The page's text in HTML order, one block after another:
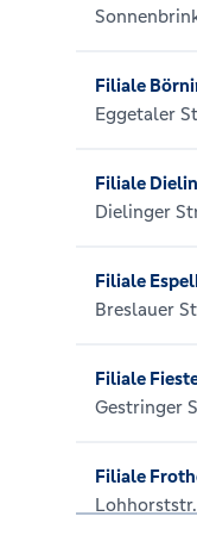
Filiale
Eggetaler
Filiale
Dielinger
Filiale
Breslauer
Filiale
Gestringer
Filiale